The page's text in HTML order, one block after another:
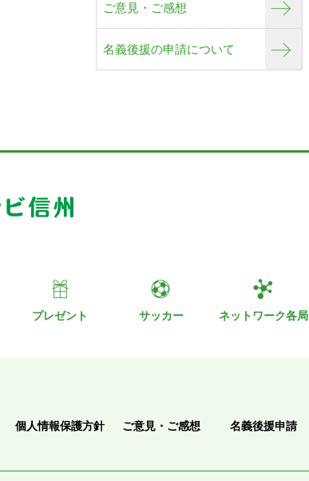
ご意見・ご感想
名義後援の申請について
プレゼント サッカー ネットワーク各局
個人情報保護方針 ご意見・ご感想 名義後援申請